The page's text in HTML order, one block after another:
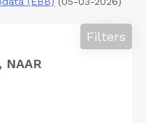
NAAR
Filters